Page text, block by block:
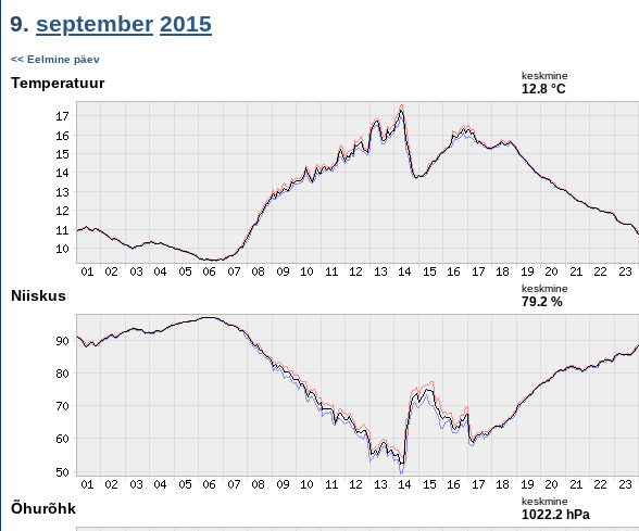
9. september 2015
<< Eelmine päev
Temperatuur keskmine
12.8 °C
Niiskus keskmine
79.2 %
Õhurõhk keskmine
1022.2 hPa